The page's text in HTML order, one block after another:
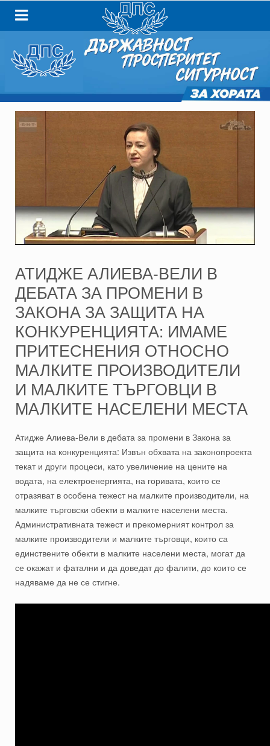
АТИДЖЕ АЛИЕВА-ВЕЛИ В
ДЕБАТА ЗА ПРОМЕНИ В
ЗАКОНА ЗА ЗАЩИТА НА
КОНКУРЕНЦИЯТА: ИМАМЕ
ПРИТЕСНЕНИЯ ОТНОСНО
МАЛКИТЕ ПРОИЗВОДИТЕЛИ
И МАЛКИТЕ ТЪРГОВЦИ В
МАЛКИТЕ НАСЕЛЕНИ МЕСТА
Атидже Алиева-Вели в дебата за промени в Закона за
защита на конкуренцията: Извън обхвата на законопроекта
текат и други процеси, като увеличение на цените на
водата, на електроенергията, на горивата, които се
отразяват в особена тежест на малките производители, на
малките търговски обекти в малките населени места.
Административната тежест и прекомерният контрол за
малките производители и малките търговци, които са
единствените обекти в малките населени места, могат да
се окажат и фатални и да доведат до фалити, до които се
надяваме да не се стигне.